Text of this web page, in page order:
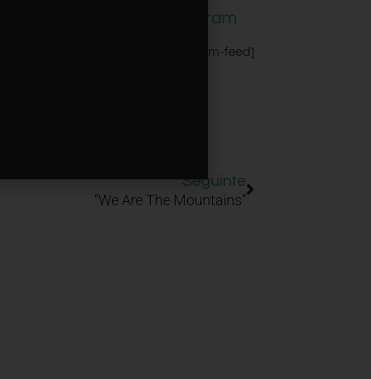
Instagram
[instagram-feed]
Seguinte
“We Are The Mountains”